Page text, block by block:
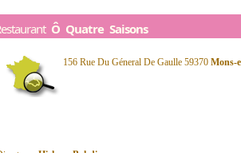
Ô Quatre Saisons
156 Rue Du Géneral De Gaulle 59370 Mons-